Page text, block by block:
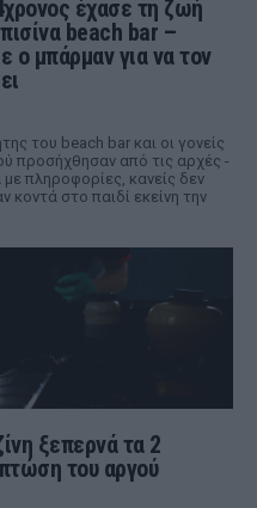
έχασε τη ζωή
beach bar –
ο μπάρμαν για να τον
του beach bar και οι γονείς
προσήχθησαν από τις αρχές -
πληροφορίες, κανείς δεν
κοντά στο παιδί εκείνη την
ξεπερνά τα 2
του αργού